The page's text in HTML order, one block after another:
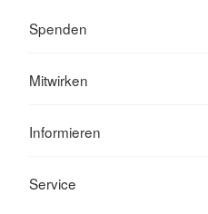
Spenden
Mitwirken
Informieren
Service